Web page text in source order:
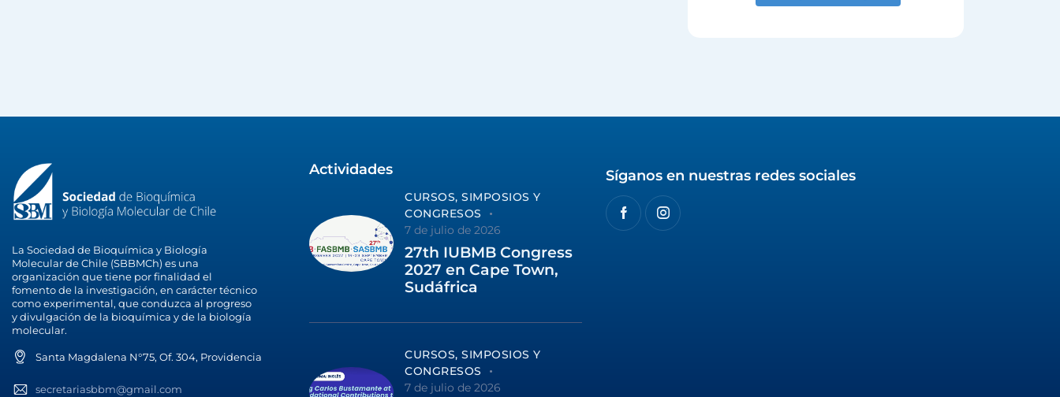
La Sociedad de Bioquímica y Biología
Molecular de Chile (SBBMCh) es una
organización que tiene por finalidad el
fomento de la investigación, en carácter técnico
como experimental, que conduzca al progreso
y divulgación de la bioquímica y de la biología
molecular.
Santa Magdalena N°75, Of. 304, Providencia
secretariasbbm@gmail.com
Actividades
CURSOS, SIMPOSIOS Y
CONGRESOS
7 de julio de 2026
27th IUBMB Congress
2027 en Cape Town,
Sudáfrica
CURSOS, SIMPOSIOS Y
CONGRESOS
7 de julio de 2026
Síganos en nuestras redes sociales